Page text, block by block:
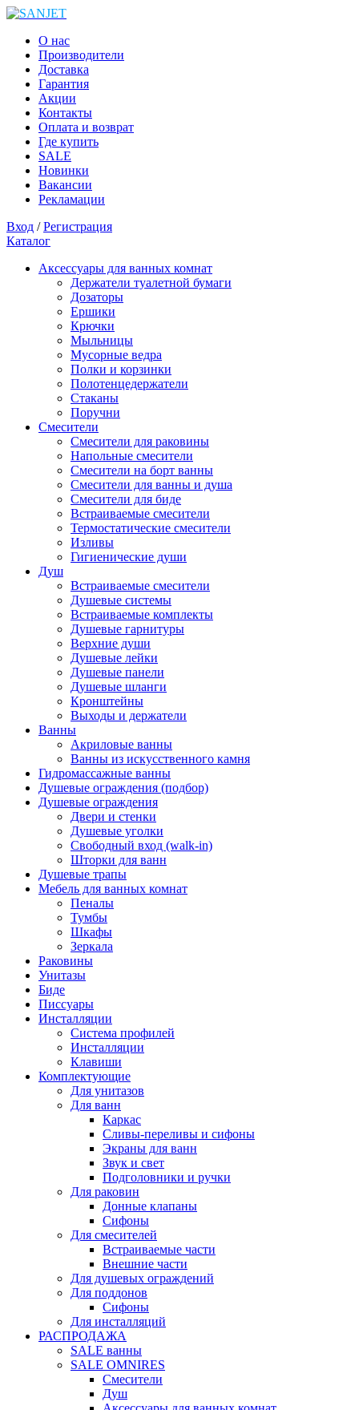
О нас
Производители
Доставка
Гарантия
Акции
Контакты
Оплата и возврат
Где купить
SALE
Новинки
Вакансии
Рекламации
Вход /Регистрация
Каталог
Аксессуары для ванных комнат
Держатели туалетной бумаги
Дозаторы
Ершики
Крючки
Мыльницы
Мусорные ведра
Полки и корзинки
Полотенцедержатели
Стаканы
Поручни
Смесители
Смесители для раковины
Напольные смесители
Смесители на борт ванны
Смесители для ванны и душа
Смесители для биде
Встраиваемые смесители
Термостатические смесители
Изливы
Гигиенические души
Душ
Встраиваемые смесители
Душевые системы
Встраиваемые комплекты
Душевые гарнитуры
Верхние души
Душевые лейки
Душевые панели
Душевые шланги
Кронштейны
Выходы и держатели
Ванны
Акриловые ванны
Ванны из искусственного камня
Гидромассажные ванны
Душевые ограждения (подбор)
Душевые ограждения
Двери и стенки
Душевые уголки
Свободный вход (walk-in)
Шторки для ванн
Душевые трапы
Мебель для ванных комнат
Пеналы
Тумбы
Шкафы
Зеркала
Раковины
Унитазы
Биде
Писсуары
Инсталляции
Система профилей
Инсталляции
Клавиши
Комплектующие
Для унитазов
Для ванн
Каркас
Сливы-переливы и сифоны
Экраны для ванн
Звук и свет
Подголовники и ручки
Для раковин
Донные клапаны
Сифоны
Для смесителей
Встраиваемые части
Внешние части
Для душевых ограждений
Для поддонов
Сифоны
Для инсталляций
РАСПРОДАЖА
SALE ванны
SALE OMNIRES
Смесители
Душ